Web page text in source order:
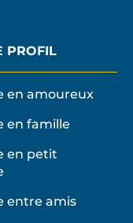
PROFIL
en amoureux
en famille
en petit
entre amis